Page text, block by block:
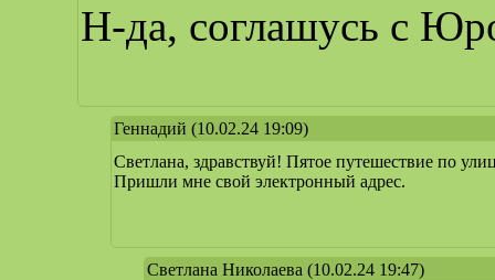
Н-да, соглашусь с
Геннадий (10.02.24 19:09)
Светлана, здравствуй! Пятое путешествие по
Пришли мне свой электронный адрес.
Светлана Николаева (10.02.24 19:47)